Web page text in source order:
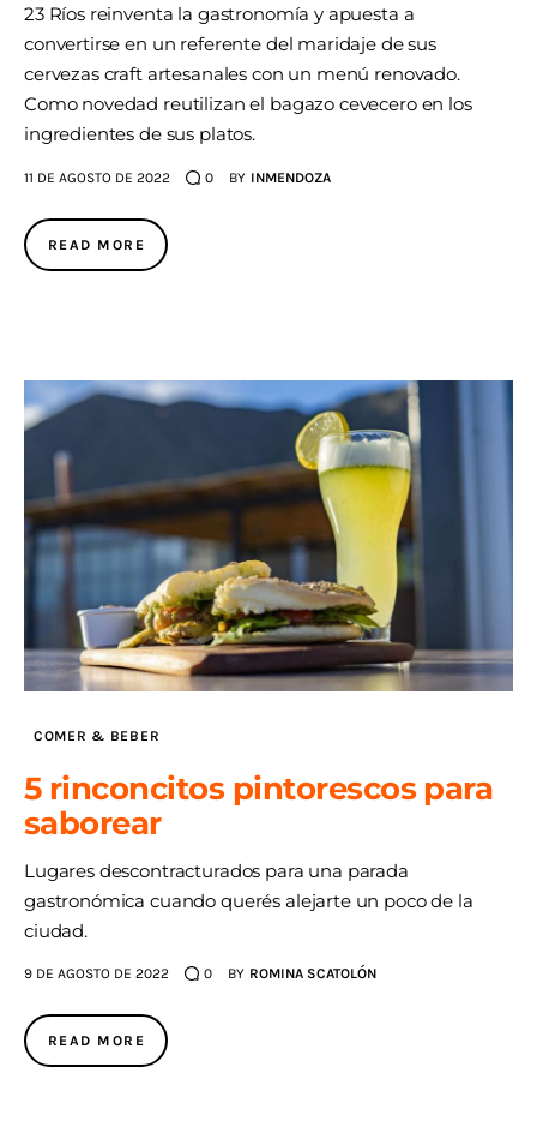
23 Ríos reinventa la gastronomía y apuesta a
convertirse en un referente del maridaje de sus
cervezas craft artesanales con un menú renovado.
Como novedad reutilizan el bagazo cevecero en los
ingredientes de sus platos.
11 DE AGOSTO DE 2022 0 BY INMENDOZA
READ MORE
COMER & BEBER
5 rinconcitos pintorescos para
saborear
Lugares descontracturados para una parada
gastronómica cuando querés alejarte un poco de la
ciudad.
9 DE AGOSTO DE 2022 0 BY ROMINA SCATOLÓN
READ MORE